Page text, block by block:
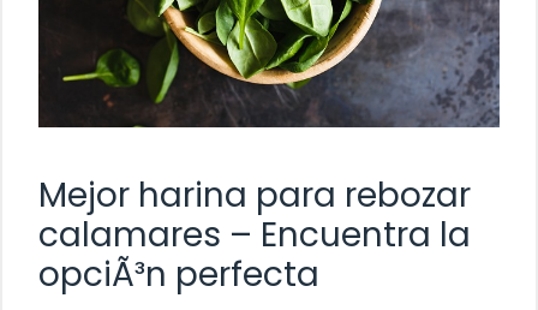
Mejor harina para rebozar
calamares – Encuentra la
opciÃ³n perfecta